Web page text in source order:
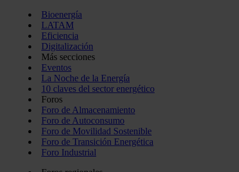
Bioenergía
LATAM
Eficiencia
Digitalización
Más secciones
Eventos
La Noche de la Energía
10 claves del sector energético
Foros
Foro de Almacenamiento
Foro de Autoconsumo
Foro de Movilidad Sostenible
Foro de Transición Energética
Foro Industrial